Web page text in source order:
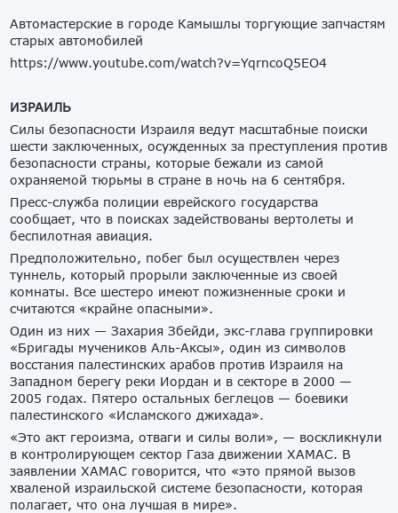
Автомастерские в городе Камышлы торгующие запчастям
старых автомобилей
https://www.youtube.com/watch?v=YqrncoQ5EO4
ИЗРАИЛЬ
Силы безопасности Израиля ведут масштабные поиски
шести заключенных, осужденных за преступления против
безопасности страны, которые бежали из самой
охраняемой тюрьмы в стране в ночь на 6 сентября.
Пресс-служба полиции еврейского государства
сообщает, что в поисках задействованы вертолеты и
беспилотная авиация.
Предположительно, побег был осуществлен через
туннель, который прорыли заключенные из своей
комнаты. Все шестеро имеют пожизненные сроки и
считаются «крайне опасными».
Один из них — Захария Збейди, экс-глава группировки
«Бригады мучеников Аль-Аксы», один из символов
восстания палестинских арабов против Израиля на
Западном берегу реки Иордан и в секторе в 2000 —
2005 годах. Пятеро остальных беглецов — боевики
палестинского «Исламского джихада».
«Это акт героизма, отваги и силы воли», — воскликнули
в контролирующем сектор Газа движении ХАМАС. В
заявлении ХАМАС говорится, что «это прямой вызов
хваленой израильской системе безопасности, которая
полагает, что она лучшая в мире».